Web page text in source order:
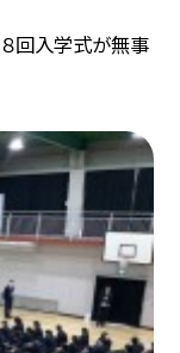
８回入学式が無事